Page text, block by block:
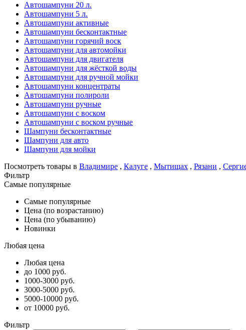
Автошампуни 20 л.
Автошампуни 5 л.
Автошампуни активные
Автошампуни бесконтактные
Автошампуни горячий воск
Автошампуни для автомойки
Автошампуни для двигателя
Автошампуни для жёсткой воды
Автошампуни для ручной мойки
Автошампуни концентраты
Автошампуни полироли
Автошампуни ручные
Автошампуни с воском
Автошампуни с воском ручные
Шампуни бесконтактные
Шампуни для авто
Шампуни для мойки
Посмотреть товары в Владимире , Калуге , Мытищах , Рязани ,
Фильтр
Самые популярные
Самые популярные
Цена (по возрастанию)
Цена (по убыванию)
Новинки
Любая цена
Любая цена
до 1000 руб.
1000-3000 руб.
3000-5000 руб.
5000-10000 руб.
от 10000 руб.
Фильтр